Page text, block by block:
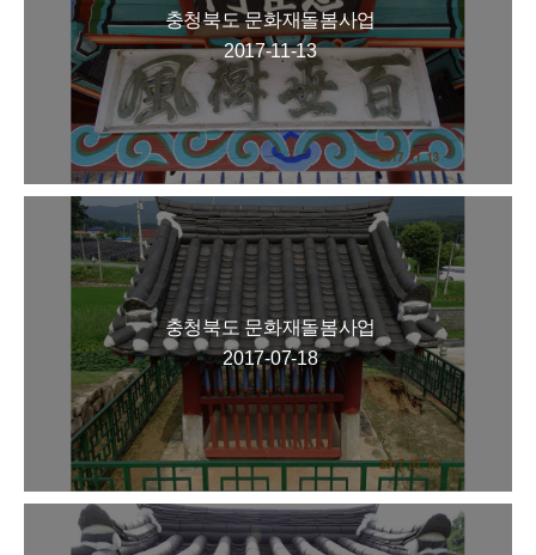
충청북도 문화재돌봄사업
2017-11-13
충청북도 문화재돌봄사업
2017-07-18